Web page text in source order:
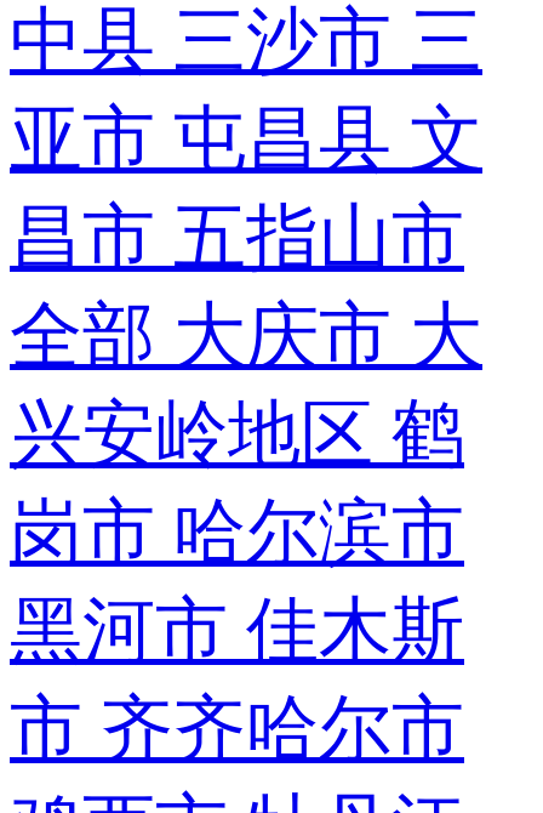
中县 三沙市 三
亚市 屯昌县 文
昌市 五指山市
全部 大庆市 大
兴安岭地区 鹤
岗市 哈尔滨市
黑河市 佳木斯
市 齐齐哈尔市